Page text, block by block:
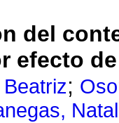
del
efecto
;